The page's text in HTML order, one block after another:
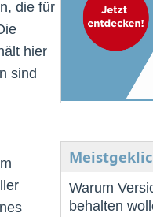
die für
hier
sind
Warum
behalten